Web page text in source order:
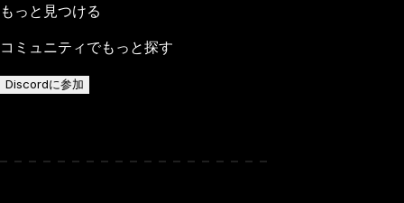
もっと見つける
コミュニティでもっと探す
Discordに参加